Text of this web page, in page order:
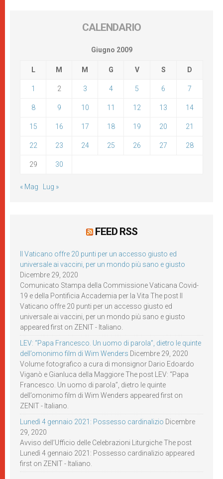
CALENDARIO
Giugno 2009
L M M G V S D
1 2 3 4 5 6 7
8 9 10 11 12 13 14
15 16 17 18 19 20 21
22 23 24 25 26 27 28
29 30
« Mag Lug »
FEED RSS
Il Vaticano offre 20 punti per un accesso giusto ed
universale ai vaccini, per un mondo più sano e giusto
Dicembre 29, 2020
Comunicato Stampa della Commissione Vaticana Covid-
19 e della Pontificia Accademia per la Vita The post Il
Vaticano offre 20 punti per un accesso giusto ed
universale ai vaccini, per un mondo più sano e giusto
appeared first on ZENIT - Italiano.
LEV: “Papa Francesco. Un uomo di parola”, dietro le quinte
dell’omonimo film di Wim Wenders Dicembre 29, 2020
Volume fotografico a cura di monsignor Dario Edoardo
Viganò e Gianluca della Maggiore The post LEV: “Papa
Francesco. Un uomo di parola”, dietro le quinte
dell’omonimo film di Wim Wenders appeared first on
ZENIT - Italiano.
Lunedì 4 gennaio 2021: Possesso cardinalizio Dicembre
29, 2020
Avviso dell’Ufficio delle Celebrazioni Liturgiche The post
Lunedì 4 gennaio 2021: Possesso cardinalizio appeared
first on ZENIT - Italiano.